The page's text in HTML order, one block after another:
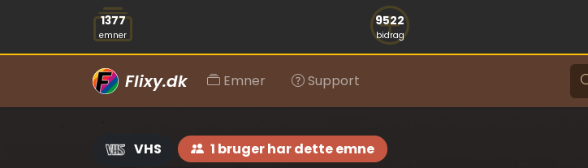
1377
emner
9522
bidrag
Flixy.dk Emner Support
VHS 1 bruger har dette emne